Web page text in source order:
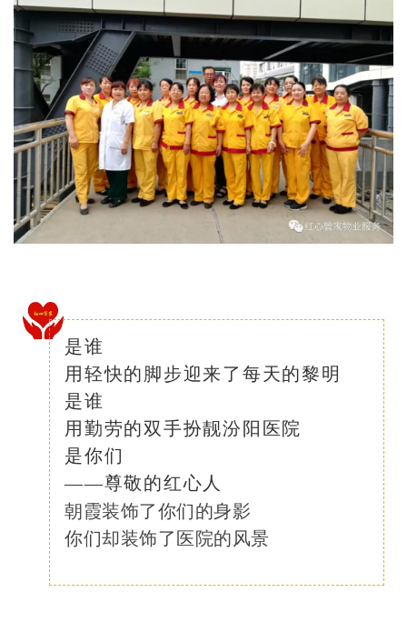
是谁
用轻快的脚步迎来了每天的黎明
是谁
用勤劳的双手扮靓汾阳医院
是你们
——尊敬的红心人
朝霞装饰了你们的身影
你们却装饰了医院的风景